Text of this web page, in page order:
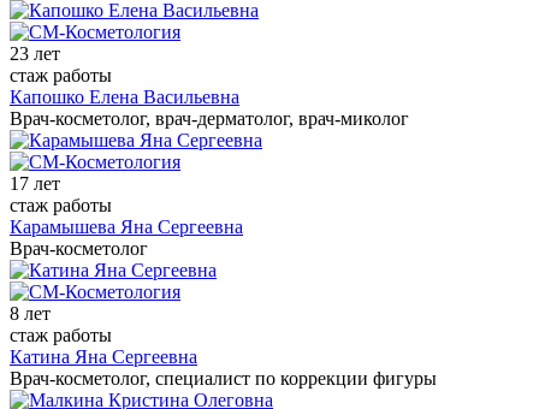
23 лет
стаж работы
Капошко Елена Васильевна
Врач-косметолог, врач-дерматолог, врач-миколог
17 лет
стаж работы
Карамышева Яна Сергеевна
Врач-косметолог
8 лет
стаж работы
Катина Яна Сергеевна
Врач-косметолог, специалист по коррекции фигуры